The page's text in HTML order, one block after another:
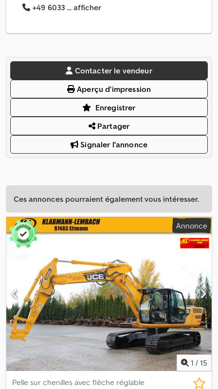
+49 6033 ... afficher
Contacter le vendeur
Aperçu d'impression
Enregistrer
Partager
Signaler l'annonce
Ces annonces pourraient également vous intéresser.
Annonce
1 / 15
Pelle sur chenilles avec flèche réglable